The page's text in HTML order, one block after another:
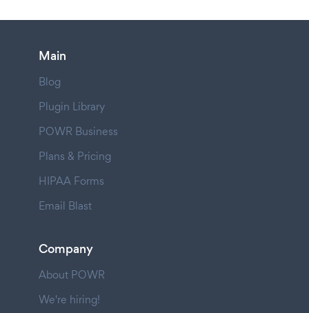
Main
Blog
Plugin Library
POWR Business
Plans & Pricing
HIPAA Forms
Email Blast
Company
About POWR
We're hiring!